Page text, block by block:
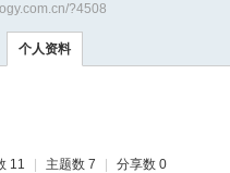
?4508
个人资料
11 主题数 7 分享数 0